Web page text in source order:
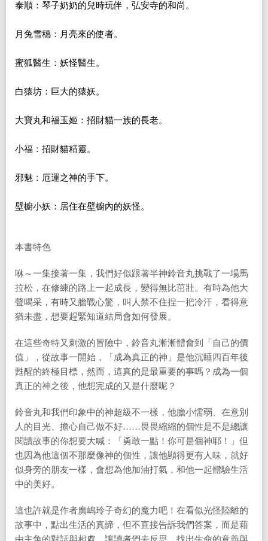
泰順： 琴子奶奶的兒時玩伴，弘安寺的和尚。
月兔雪穗： 月亮來的使者。
蜜狐醫生： 妖怪醫生。
白猿坊： 巨大的猿妖。
大寶丸和福玉姬： 招財貓一族的長老。
小福： 招財貓精靈。
邪魅： 厄運之神的手下。
壁櫥小妖： 居住在壁櫥內的妖怪。
本書特色
咻～一集接著一集，我們好似跟著半神鈴音丸挑戰了一場馬
拉松，在修練的路上一起成長，變得無比茁壯。有時為他大
聲喝采，有時又膽戰心驚，叫人禁不住捏一把冷汗，看得意
猶未盡，想要趕緊知道結局會如何發展。
在這些奇特又刺激的冒險中，鈴音丸漸漸體會到「自己的價
值」，從故事一開始，「成為真正的神」是他沉睡四百年後
甦醒的終極目標，然而，這真的是最重要的事嗎？成為一個
真正的神之後，他想完成的又是什麼呢？
鈴音丸和我們印象中的神超級不一樣，他膽小懦弱、在意別
人的目光、擔心自己做不好……畏畏縮縮的個性是不是總讓
閱讀故事的你想要大喊：「勇敢一點！你可是個神耶！」但
也因為他這個不那麼像神的個性，讓他顯得更有人味，就好
似身旁的朋友一樣，會想為他加油打氣，和他一起體驗生活
中的美好。
這也許就是作者廣嶋玲子奇幻的魔力吧！在看似光怪陸離的
故事中，點出生活的真諦，但不直接告訴我們答案，而是藉